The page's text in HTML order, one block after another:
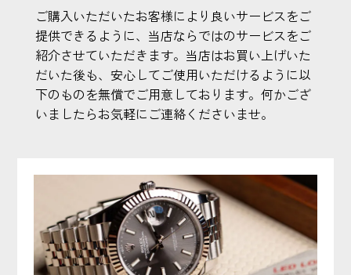
ご購入いただいたお客様により良いサービスをご
提供できるように、当店ならではのサービスをご
紹介させていただきます。当店はお買い上げいた
だいた後も、安心してご使用いただけるように以
下のものを無償でご用意しております。何かござ
いましたらお気軽にご連絡くださいませ。